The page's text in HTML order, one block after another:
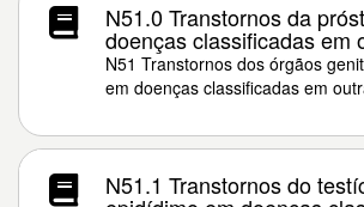
N51.0 Transtornos da
doenças classificadas em
N51 Transtornos dos órgãos
em doenças classificadas em
N51.1 Transtornos do